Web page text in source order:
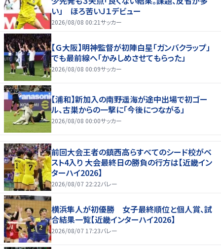
い」 ほろ苦いＪ１デビュー
2026/08/08 00:21サッカー
【Ｇ大阪】明神監督が初陣白星「ガンバクラップ」
でも最前線へ「かみしめさせてもらった」
2026/08/08 00:09サッカー
【浦和】新加入の南野遥海が途中出場で初ゴー
ル、古巣からの一撃に「今後につながる」
2026/08/08 00:00サッカー
前回大会王者の鎮西高らすべてのシード校がベ
スト4入り 大会最終日の勝負の行方は【近畿イン
ターハイ2026】
2026/08/07 22:22バレー
横浜隼人が初優勝 女子最終順位と個人賞、試
合結果一覧【近畿インターハイ2026】
2026/08/07 17:23バレー